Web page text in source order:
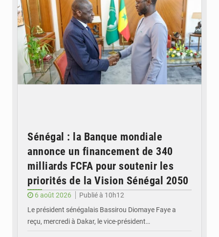
Sénégal : la Banque mondiale
annonce un financement de 340
milliards FCFA pour soutenir les
priorités de la Vision Sénégal 2050
6 août 2026
Publié à 10h12
Le président sénégalais Bassirou Diomaye Faye a
reçu, mercredi à Dakar, le vice-président…